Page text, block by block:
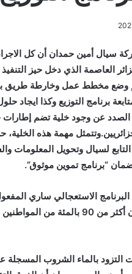
سيال أمين حمدان أن كل
العاصمة الذي دخل حيز
وضع مخطط عمل وخارطة طريق
برنامج التوزيع وكذا
مهمة هذه
لسيال وتحويل المعلومات
“برنامج تموين موثوق”.
بالمئة.وتابع بالقول “نعتبر أن
التزود بالماء الشروب
الدين